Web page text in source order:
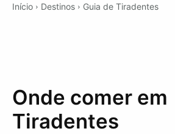
Início Destinos Guia de Tiradentes
Onde comer em
Tiradentes